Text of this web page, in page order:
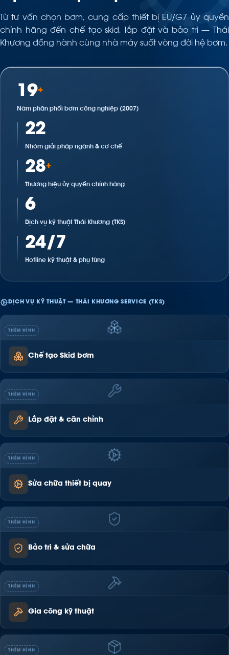
DỊCH VỤ KỸ THUẬT
Lắp đặt & căn chỉnh Bảo trì & sửa chữa
Từ tư vấn chọn bơm, cung cấp thiết bị EU/G7 ủy quyền
chính hãng đến chế tạo skid, lắp đặt và bảo trì — Thái
Khương đồng hành cùng nhà máy suốt vòng đời hệ bơm.
19+
Năm phân phối bơm công nghiệp (2007)
22
Nhóm giải pháp ngành & cơ chế
28+
Thương hiệu ủy quyền chính hãng
6
Dịch vụ kỹ thuật Thái Khương (TKS)
24/7
Hotline kỹ thuật & phụ tùng
DỊCH VỤ KỸ THUẬT — THÁI KHƯƠNG SERVICE (TKS)
THÊM HÌNH
Chế tạo Skid bơm
THÊM HÌNH
Lắp đặt & căn chỉnh
THÊM HÌNH
Sửa chữa thiết bị quay
THÊM HÌNH
Bảo trì & sửa chữa
THÊM HÌNH
Gia công kỹ thuật
THÊM HÌNH